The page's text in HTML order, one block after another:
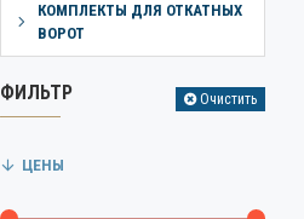
КОМПЛЕКТЫ ДЛЯ ОТКАТНЫХ
ВОРОТ
ФИЛЬТР Очистить
ЦЕНЫ